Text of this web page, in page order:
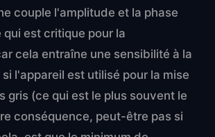
couple l'amplitude et la phase
est critique pour la
cela entraîne une sensibilité à la
l'appareil est utilisé pour la mise
gris (ce qui est le plus souvent le
conséquence, peut-être pas si